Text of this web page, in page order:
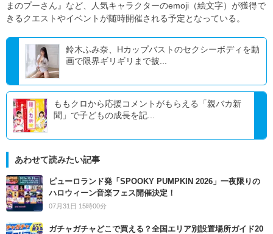
まのプーさん』など、人気キャラクターのemoji（絵文字）が獲得で
きるクエストやイベントが随時開催される予定となっている。
鈴木ふみ奈、Hカップバストのセクシーボディを動
画で限界ギリギリまで披...
ももクロから応援コメントがもらえる「親バカ新
聞」で子どもの成長を記...
あわせて読みたい記事
ピューロランド発「SPOOKY PUMPKIN 2026」一夜限りの
ハロウィーン音楽フェス開催決定！
07月31日 15時00分
ガチャガチャどこで買える？全国エリア別設置場所ガイド20